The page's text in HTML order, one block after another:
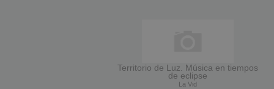
Territorio de Luz. Música en tiempos
de eclipse
La Vid